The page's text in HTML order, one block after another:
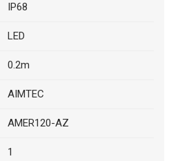
IP68
LED
0.2m
AIMTEC
AMER120-AZ
1